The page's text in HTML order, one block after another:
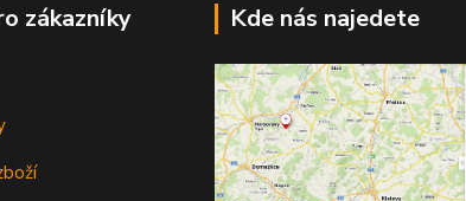
zákazníky Kde nás najedete